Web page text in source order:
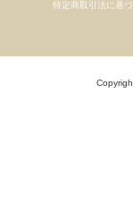
特定商取引法に基